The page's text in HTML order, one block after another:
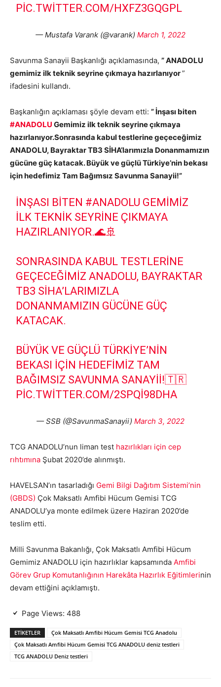
PIC.TWITTER.COM/HXFZ3GQGPL
— Mustafa Varank (@varank) March 1, 2022
Savunma Sanayii Başkanlığı açıklamasında, ” ANADOLU
gemimiz ilk teknik seyrine çıkmaya hazırlanıyor”
ifadesini kullandı.
Başkanlığın açıklaması şöyle devam etti: ” İnşası biten
#ANADOLU Gemimiz ilk teknik seyrine çıkmaya
hazırlanıyor.Sonrasında kabul testlerine geçeceğimiz
ANADOLU, Bayraktar TB3 SİHA’larımızla Donanmamızın
gücüne güç katacak. Büyük ve güçlü Türkiye’nin bekası
için hedefimiz Tam Bağımsız Savunma Sanayii!”
İNŞASI BITEN #ANADOLU GEMIMIZ
ILK TEKNIK SEYRINE ÇIKMAYA
HAZIRLANIYOR.🌊🚢
SONRASINDA KABUL TESTLERINE
GEÇECEĞIMIZ ANADOLU, BAYRAKTAR
TB3 SİHA’LARIMIZLA
DONANMAMIZIN GÜCÜNE GÜÇ
KATACAK.
BÜYÜK VE GÜÇLÜ TÜRKIYE’NIN
BEKASI IÇIN HEDEFIMIZ TAM
BAĞIMSIZ SAVUNMA SANAYII!🇹🇷
PIC.TWITTER.COM/2SPQI98DHA
— SSB (@SavunmaSanayii) March 3, 2022
TCG ANADOLU’nun liman test hazırlıkları için cep
rıhtımına Şubat 2020’de alınmıştı.
HAVELSAN’ın tasarladığı Gemi Bilgi Dağıtım Sistemi’nin
(GBDS) Çok Maksatlı Amfibi Hücum Gemisi TCG
ANADOLU’ya monte edilmek üzere Haziran 2020’de
teslim etti.
Milli Savunma Bakanlığı, Çok Maksatlı Amfibi Hücum
Gemimiz ANADOLU için hazırlıklar kapsamında Amfibi
Görev Grup Komutanlığının Harekâta Hazırlık Eğitimlerinin
devam ettiğini açıklamıştı.
Page Views: 488
ETIKETLER
Çok Maksatlı Amfibi Hücum Gemisi TCG Anadolu
Çok Maksatlı Amfibi Hücum Gemisi TCG ANADOLU deniz testleri
TCG ANADOLU Deniz testleri